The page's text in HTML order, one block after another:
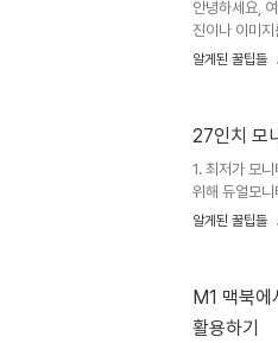
안녕하세요,
진이나 이미
같은 작품 특
가능하다
system that
알게된 꿀팁들
27인치 모
1. 최저가 모
위해 듀얼모
운걸 사고싶
https://
알게된 꿀팁들
M1 맥북
활용하기